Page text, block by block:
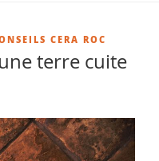
CERA ROC
terre cuite